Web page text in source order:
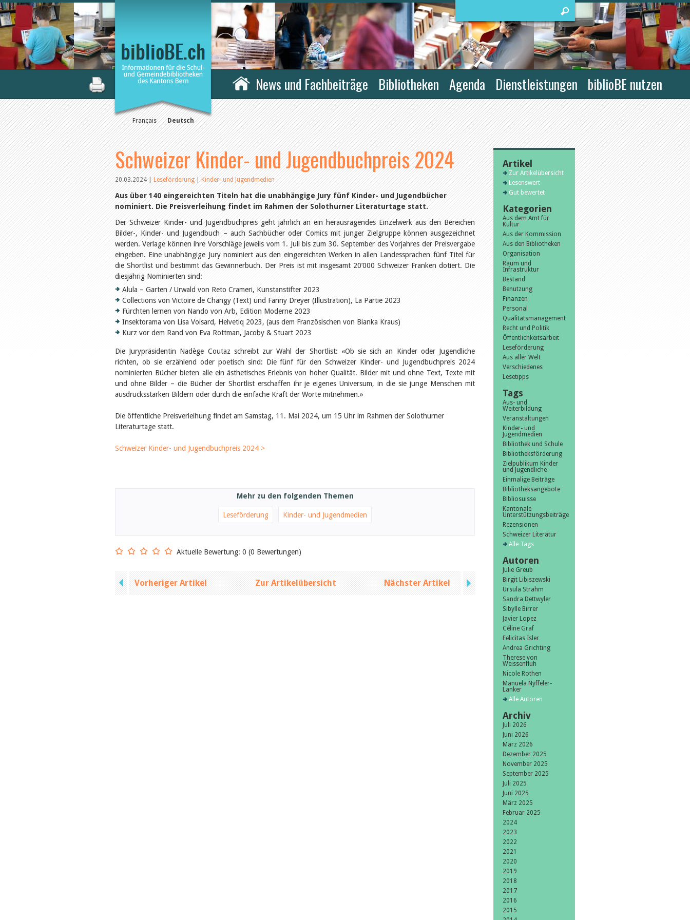
Français Deutsch
News und Fachbeiträge Bibliotheken Agenda Dienstleistungen biblioBE nutzen
Schweizer Kinder- und Jugendbuchpreis 2024
20.03.2024|Leseförderung|Kinder- und Jugendmedien
Aus über 140 eingereichten Titeln hat die unabhängige Jury fünf Kinder- und Jugendbücher
nominiert. Die Preisverleihung findet im Rahmen der Solothurner Literaturtage statt.
Der Schweizer Kinder- und Jugendbuchpreis geht jährlich an ein herausragendes Einzelwerk aus den Bereichen
Bilder-, Kinder- und Jugendbuch – auch Sachbücher oder Comics mit junger Zielgruppe können ausgezeichnet
werden. Verlage können ihre Vorschläge jeweils vom 1. Juli bis zum 30. September des Vorjahres der Preisvergabe
eingeben. Eine unabhängige Jury nominiert aus den eingereichten Werken in allen Landessprachen fünf Titel für
die Shortlist und bestimmt das Gewinnerbuch. Der Preis ist mit insgesamt 20’000 Schweizer Franken dotiert. Die
diesjährig Nominierten sind:
Alula – Garten / Urwald von Reto Crameri, Kunstanstifter 2023
Collections von Victoire de Changy (Text) und Fanny Dreyer (Illustration), La Partie 2023
Fürchten lernen von Nando von Arb, Edition Moderne 2023
Insektorama von Lisa Voisard, Helvetiq 2023, (aus dem Französischen von Bianka Kraus)
Kurz vor dem Rand von Eva Rottman, Jacoby & Stuart 2023
Die Jurypräsidentin Nadège Coutaz schreibt zur Wahl der Shortlist: «Ob sie sich an Kinder oder Jugendliche
richten, ob sie erzählend oder poetisch sind: Die fünf für den Schweizer Kinder- und Jugendbuchpreis 2024
nominierten Bücher bieten alle ein ästhetisches Erlebnis von hoher Qualität. Bilder mit und ohne Text, Texte mit
und ohne Bilder – die Bücher der Shortlist erschaffen ihr je eigenes Universum, in die sie junge Menschen mit
ausdrucksstarken Bildern oder durch die einfache Kraft der Worte mitnehmen.»
Die öffentliche Preisverleihung findet am Samstag, 11. Mai 2024, um 15 Uhr im Rahmen der Solothurner
Literaturtage statt.
Schweizer Kinder- und Jugendbuchpreis 2024 >
Mehr zu den folgenden Themen
Leseförderung Kinder- und Jugendmedien
Aktuelle Bewertung: 0 (0 Bewertungen)
Vorheriger Artikel Zur Artikelübersicht Nächster Artikel
Artikel
Zur Artikelübersicht
Lesenswert
Gut bewertet
Kategorien
Aus dem Amt für
Kultur
Aus der Kommission
Aus den Bibliotheken
Organisation
Raum und
Infrastruktur
Bestand
Benutzung
Finanzen
Personal
Qualitätsmanagement
Recht und Politik
Öffentlichkeitsarbeit
Leseförderung
Aus aller Welt
Verschiedenes
Lesetipps
Tags
Aus- und
Weiterbildung
Veranstaltungen
Kinder- und
Jugendmedien
Bibliothek und Schule
Bibliotheksförderung
Zielpublikum Kinder
und Jugendliche
Einmalige Beiträge
Bibliotheksangebote
Bibliosuisse
Kantonale
Unterstützungsbeiträge
Rezensionen
Schweizer Literatur
Alle Tags
Autoren
Julie Greub
Birgit Libiszewski
Ursula Strahm
Sandra Dettwyler
Sibylle Birrer
Javier Lopez
Céline Graf
Felicitas Isler
Andrea Grichting
Therese von
Weissenfluh
Nicole Rothen
Manuela Nyffeler-
Lanker
Alle Autoren
Archiv
Juli 2026
Juni 2026
März 2026
Dezember 2025
November 2025
September 2025
Juli 2025
Juni 2025
März 2025
Februar 2025
2024
2023
2022
2021
2020
2019
2018
2017
2016
2015